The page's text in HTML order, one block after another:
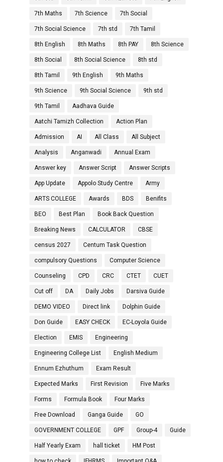
7th Maths 7th Science 7th Social
7th Social Science 7th std 7th Tamil
8th English 8th Maths 8th PAY 8th Science
8th Social 8th Social Science 8th std
8th Tamil 9th English 9th Maths
9th Science 9th Social Science 9th std
9th Tamil Aadhava Guide
Aatchi Tamizh Collection Action Plan
Admission AI All Class All Subject
Analysis Anganwadi Annual Exam
Answer key Answer Script Answer Scripts
App Update Appolo Study Centre Army
ARTS COLLEGE Awards BDS Benifits
BEO Best Plan Book Back Question
Breaking News CALCULATOR CBSE
census 2027 Centum Task Question
compulsory Questions Computer Science
Counseling CPD CRC CTET CUET
Cut off DA Daily Jobs Darsiva Guide
DEMO VIDEO Direct link Dolphin Guide
Don Guide EASY CHECK EC-Loyola Guide
Election EMIS Engineering
Engineering College List English Medium
Ennum Ezhuthum Exam Result
Expected Marks First Revision Five Marks
Forms Formula Book Four Marks
Free Download Ganga Guide GO
GOVERNMENT COLLEGE GPF Group-4 Guide
Half Yearly Exam hall ticket HM Post